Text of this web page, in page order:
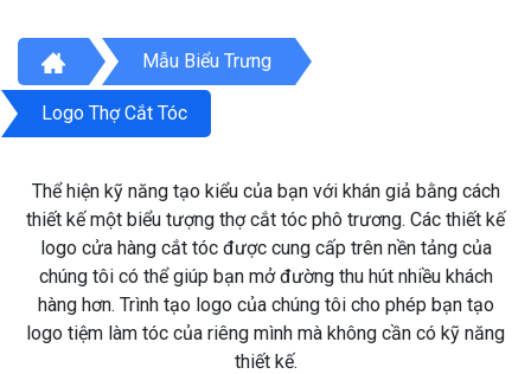
Mẫu Biểu Trưng
Logo Thợ Cắt Tóc
Thể hiện kỹ năng tạo kiểu của bạn với khán giả bằng cách
thiết kế một biểu tượng thợ cắt tóc phô trương. Các thiết kế
logo cửa hàng cắt tóc được cung cấp trên nền tảng của
chúng tôi có thể giúp bạn mở đường thu hút nhiều khách
hàng hơn. Trình tạo logo của chúng tôi cho phép bạn tạo
logo tiệm làm tóc của riêng mình mà không cần có kỹ năng
thiết kế.